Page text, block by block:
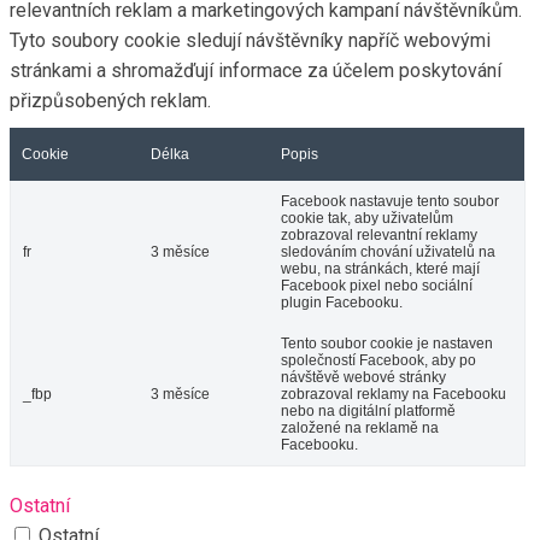
relevantních reklam a marketingových kampaní návštěvníkům.
Tyto soubory cookie sledují návštěvníky napříč webovými
stránkami a shromažďují informace za účelem poskytování
přizpůsobených reklam.
Cookie Délka Popis
fr 3 měsíce
Facebook nastavuje tento soubor
cookie tak, aby uživatelům
zobrazoval relevantní reklamy
sledováním chování uživatelů na
webu, na stránkách, které mají
Facebook pixel nebo sociální
plugin Facebooku.
_fbp 3 měsíce
Tento soubor cookie je nastaven
společností Facebook, aby po
návštěvě webové stránky
zobrazoval reklamy na Facebooku
nebo na digitální platformě
založené na reklamě na
Facebooku.
Ostatní